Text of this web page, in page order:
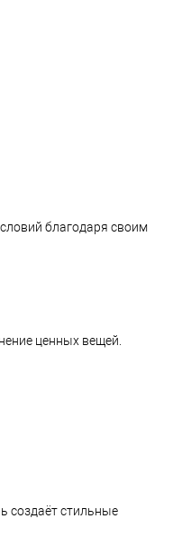
благодаря своим
ценных вещей.
создаёт стильные